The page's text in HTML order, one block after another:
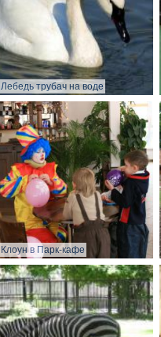
Лебедь трубач на воде
Клоун в Парк-кафе